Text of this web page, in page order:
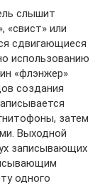
слышит
«свист» или
сдвигающиеся
использованию
«флэнжер»
создания
затем
Выходной
записывающих
одного